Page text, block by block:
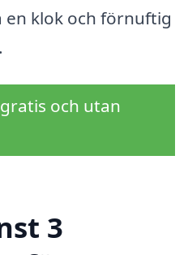
en klok och förnuftig
och utan
3